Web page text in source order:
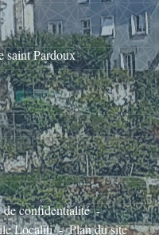
saint Pardoux
confidentialité -
Localiti - Plan du site